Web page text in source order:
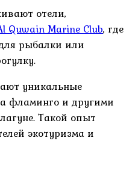
отели,
Quwain Marine Club, где
рыбалки или
уникальные
фламинго и другими
Такой опыт
экотуризма и